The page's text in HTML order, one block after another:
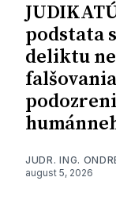
podstata
deliktu
JUDR. ING.
august 5, 2026